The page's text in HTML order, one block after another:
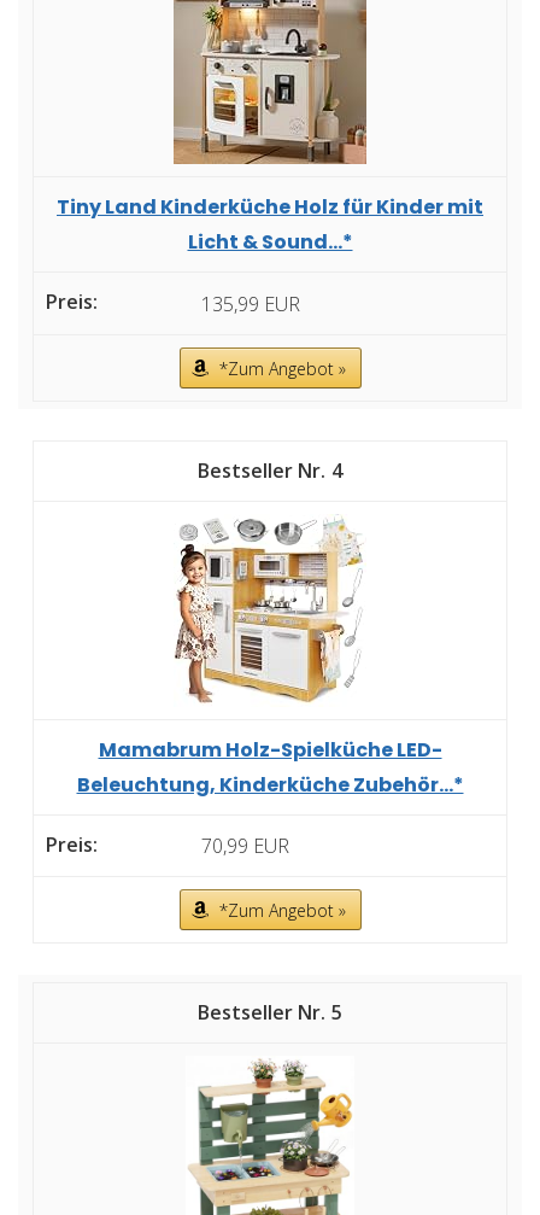
Tiny Land Kinderküche Holz für Kinder mit
Licht & Sound...*
135,99 EUR
*Zum Angebot »
4
Mamabrum Holz-Spielküche LED-
Beleuchtung, Kinderküche Zubehör...*
70,99 EUR
*Zum Angebot »
5